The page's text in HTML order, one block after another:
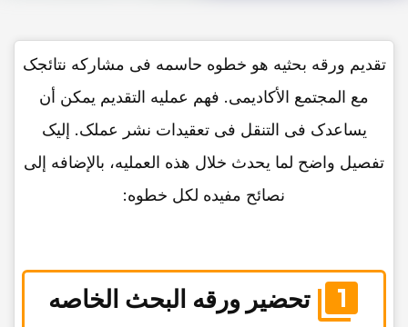
تقدیم ورقه بحثیه هو خطوه حاسمه فی مشارکه نتائجک
مع المجتمع الأکادیمی. فهم عملیه التقدیم یمکن أن
یساعدک فی التنقل فی تعقیدات نشر عملک. إلیک
تفصیل واضح لما یحدث خلال هذه العملیه، بالإضافه إلى
نصائح مفیده لکل خطوه:
تحضیر ورقه البحث الخاصه